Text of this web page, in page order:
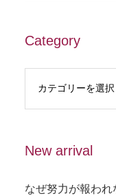
Category
New arrival
なぜ努力が報わ